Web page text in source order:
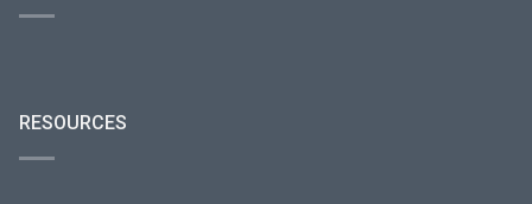
RESOURCES